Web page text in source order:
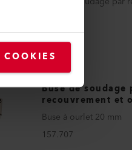
140.771
Buse de soudage
recouvrement et
Buse à ourlet 20 mm
157.707